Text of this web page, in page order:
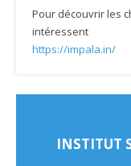
Pour découvrir les
intéressent
https://impala.in/
INSTITUT